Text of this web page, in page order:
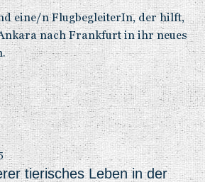
eine/n FlugbegleiterIn, der hilft,
nach Frankfurt in ihr neues
tierisches Leben in der